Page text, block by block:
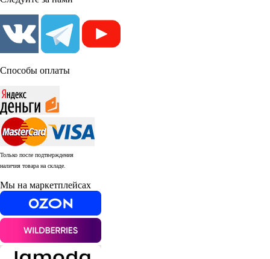
Способы оплаты
Только после подтверждения
наличия товара на складе.
Мы на маркетплейсах